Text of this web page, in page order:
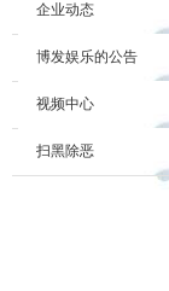
企业动态
博发娱乐的公告
视频中心
扫黑除恶